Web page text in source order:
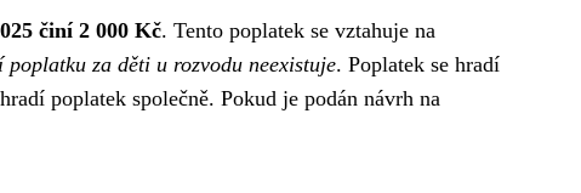
činí 2 000 Kč. Tento poplatek se vztahuje na
poplatku za děti u rozvodu neexistuje. Poplatek se hradí
poplatek společně. Pokud je podán návrh na